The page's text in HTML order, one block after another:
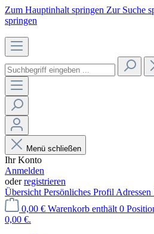
Zum Hauptinhalt springen Zur Suche
springen
Menü schließen
Ihr Konto
Anmelden
oderregistrieren
Übersicht Persönliches Profil Adressen
0,00 € Warenkorb enthält 0
0,00 €.